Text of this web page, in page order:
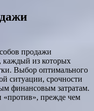
продажи
каждый из которых
Выбор оптимального
ситуации, срочности
финансовым затратам.
«против», прежде чем